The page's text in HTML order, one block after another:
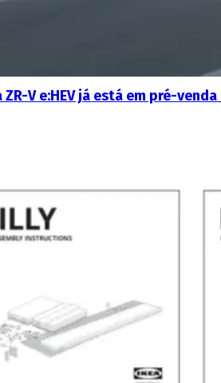
ZR-V e:HEV já está em pré-